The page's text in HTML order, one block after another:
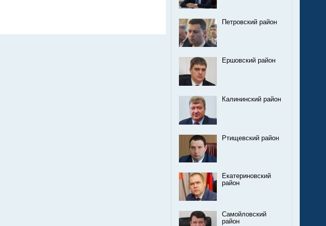
Петровский район
Ершовский район
Калининский район
Ртищевский район
Екатериновский
район
Самойловский
район